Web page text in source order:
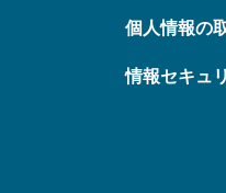
個人情報の
情報セキュ